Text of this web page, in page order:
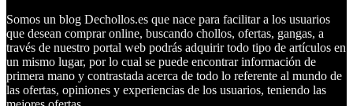
Somos un blog Dechollos.es que nace para facilitar a los usuarios
que desean comprar online, buscando chollos, ofertas, gangas, a
través de nuestro portal web podrás adquirir todo tipo de artículos en
un mismo lugar, por lo cual se puede encontrar información de
primera mano y contrastada acerca de todo lo referente al mundo de
las ofertas, opiniones y experiencias de los usuarios, teniendo las